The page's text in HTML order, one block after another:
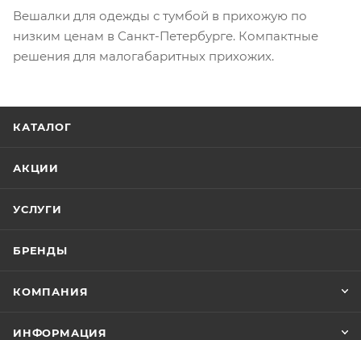
Вешалки для одежды с тумбой в прихожую по
низким ценам в Санкт-Петербурге. Компактные
решения для малогабаритных прихожих.
КАТАЛОГ
АКЦИИ
УСЛУГИ
БРЕНДЫ
КОМПАНИЯ
ИНФОРМАЦИЯ